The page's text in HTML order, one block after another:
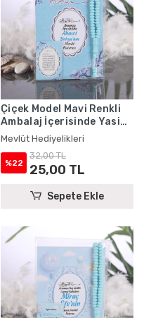
Çiçek Model Mavi Renkli
Ambalaj İçerisinde Yasin
Kitabı, Magnet ve Tesbih -
Mevlüt Hediyelikleri
Mevlüt Hediyelikleri
%22
32,00 TL
25,00 TL
Sepete Ekle